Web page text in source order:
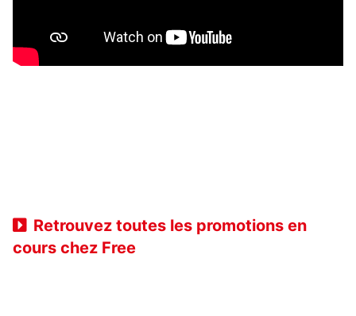
Retrouvez toutes les promotions en
cours chez Free